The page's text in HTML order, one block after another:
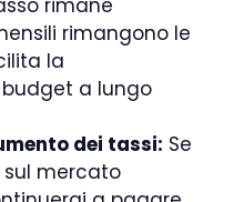
rimane
rimangono le
la
a lungo
dei tassi: Se
sul mercato